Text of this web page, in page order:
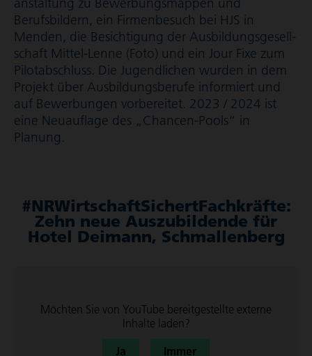
Berufsbildern, ein Firmenbesuch bei HJS in
Menden, die Besichtigung der Ausbil­dungs­ge­sell­
schaft Mittel-Lenne (Foto) und ein Jour Fixe zum
Pilotabschluss. Die Jugendlichen wurden in dem
Projekt über Ausbil­dungs­be­rufe informiert und
auf Bewerbungen vorbereitet. 2023 / 2024 ist
eine Neuauflage des „Chancen-Pools“ in
Planung.
#NRWirt­schaft­Si­chertFach­kräfte:
Zehn neue Auszu­bil­dende für
Hotel Deimann, Schmal­len­berg
Möchten Sie von YouTube bereit­ge­stellte externe
Inhalte laden?
Ja
Immer